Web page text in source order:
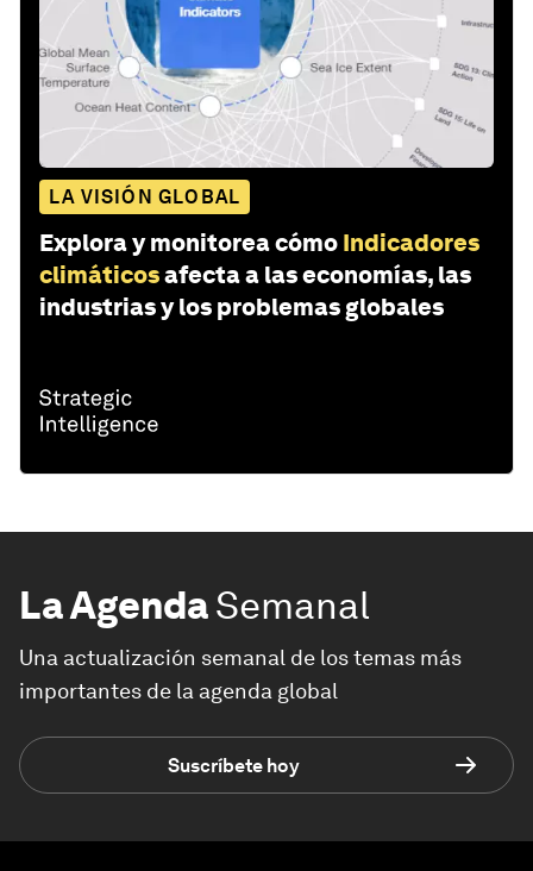
LA VISIÓN GLOBAL
Explora y monitorea cómo Indicadores
climáticosafecta a las economías, las
industrias y los problemas globales
La AgendaSemanal
Una actualización semanal de los temas más
importantes de la agenda global
Suscríbete hoy